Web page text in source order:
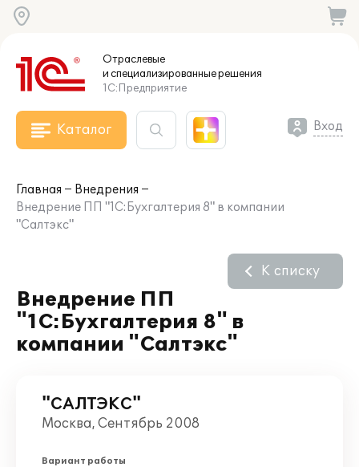
Отраслевые
и специализированныерешения
1С:Предприятие
Каталог Вход
Главная
Внедрения
Внедрение ПП "1С:Бухгалтерия 8" в компании
"Салтэкс"
Внедрение ПП
"1С:Бухгалтерия 8" в
компании "Салтэкс"
К списку
"САЛТЭКС"
Москва, Сентябрь 2008
Вариант работы